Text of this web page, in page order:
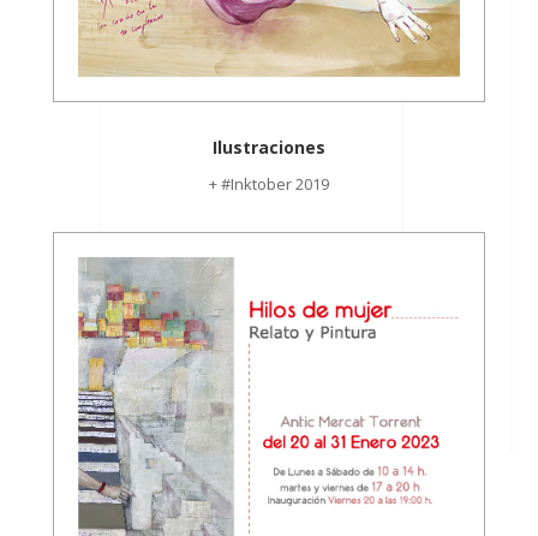
Ilustraciones
+ #Inktober 2019